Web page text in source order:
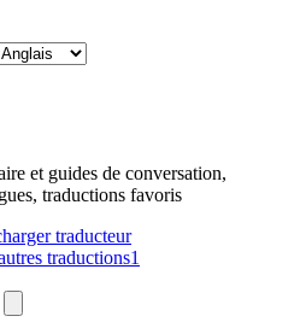
et guides de conversation,
traductions favoris
traductions1